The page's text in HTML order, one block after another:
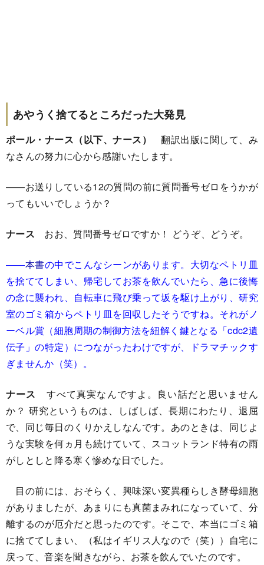
あやうく捨てるところだった大発見
ポール・ナース（以下、ナース）翻訳出版に関して、み
なさんの努力に心から感謝いたします。
――お送りしている12の質問の前に質問番号ゼロをうかが
ってもいいでしょうか？
ナース おお、質問番号ゼロですか！ どうぞ、どうぞ。
――本書の中でこんなシーンがあります。大切なペトリ皿
を捨ててしまい、帰宅してお茶を飲んでいたら、急に後悔
の念に襲われ、自転車に飛び乗って坂を駆け上がり、研究
室のゴミ箱からペトリ皿を回収したそうですね。それがノ
ーベル賞（細胞周期の制御方法を紐解く鍵となる「cdc2遺
伝子」の特定）につながったわけですが、ドラマチックす
ぎませんか（笑）。
ナース
すべて真実なんですよ。良い話だと思いません
か？ 研究というものは、しばしば、長期にわたり、退屈
で、同じ毎日のくりかえしなんです。あのときは、同じよ
うな実験を何ヵ月も続けていて、スコットランド特有の雨
がしとしと降る寒く惨めな日でした。
目の前には、おそらく、興味深い変異種らしき酵母細胞
がありましたが、あまりにも真菌まみれになっていて、分
離するのが厄介だと思ったのです。そこで、本当にゴミ箱
に捨ててしまい、（私はイギリス人なので（笑））自宅に
戻って、音楽を聞きながら、お茶を飲んでいたのです。